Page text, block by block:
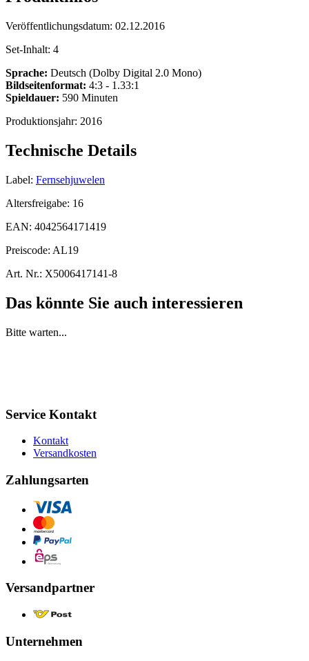
Veröffentlichungsdatum: 02.12.2016
Set-Inhalt: 4
Sprache: Deutsch (Dolby Digital 2.0 Mono)
Bildseitenformat: 4:3 - 1.33:1
Spieldauer: 590 Minuten
Produktionsjahr: 2016
Technische Details
Label: Fernsehjuwelen
Altersfreigabe: 16
EAN: 4042564171419
Preiscode: AL19
Art. Nr.: X5006417141-8
Das könnte Sie auch interessieren
Bitte warten...
Service Kontakt
Kontakt
Versandkosten
Zahlungsarten
Versandpartner
Unternehmen